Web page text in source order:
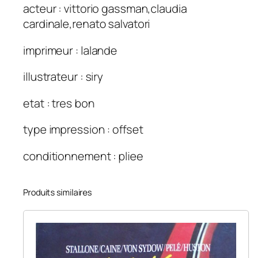
acteur : vittorio gassman,claudia
cardinale,renato salvatori
imprimeur : lalande
illustrateur : siry
etat : tres bon
type impression : offset
conditionnement : pliee
Produits similaires